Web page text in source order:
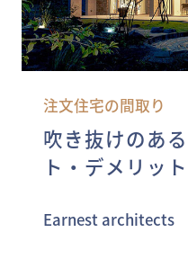
注文住宅の間取り
吹き抜けのあ
ト・デメリッ
Earnest architects